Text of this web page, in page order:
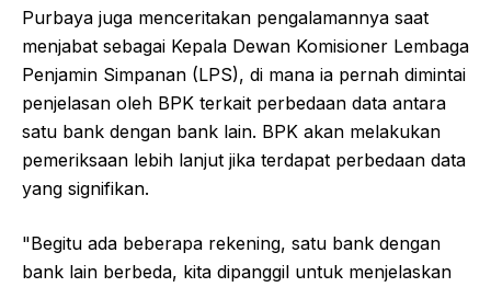
Purbaya juga menceritakan pengalamannya saat
menjabat sebagai Kepala Dewan Komisioner Lembaga
Penjamin Simpanan (LPS), di mana ia pernah dimintai
penjelasan oleh BPK terkait perbedaan data antara
satu bank dengan bank lain. BPK akan melakukan
pemeriksaan lebih lanjut jika terdapat perbedaan data
yang signifikan.
"Begitu ada beberapa rekening, satu bank dengan
bank lain berbeda, kita dipanggil untuk menjelaskan